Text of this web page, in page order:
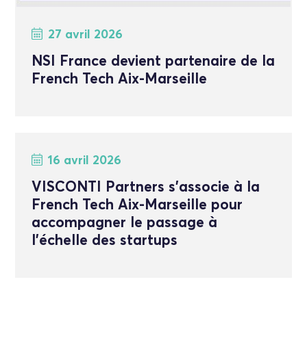
27 avril 2026
NSI France devient partenaire de la
French Tech Aix-Marseille
16 avril 2026
VISCONTI Partners s’associe à la
French Tech Aix-Marseille pour
accompagner le passage à
l’échelle des startups